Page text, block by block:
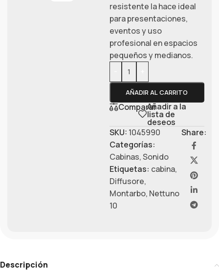
resistente la hace ideal
para presentaciones,
eventos y uso
profesional en espacios
pequeños y medianos.
AÑADIR AL CARRITO
CompararAñadir a la
lista de
deseos
SKU: 1045990
Categorías:
Cabinas,Sonido
Etiquetas: cabina,
Diffusore,
Montarbo, Nettuno
10
Share:
Descripción